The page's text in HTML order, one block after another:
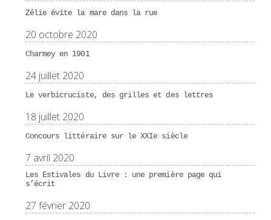
Zélie évite la mare dans la rue
20 octobre 2020
Charmey en 1901
24 juillet 2020
Le verbicruciste, des grilles et des lettres
18 juillet 2020
Concours littéraire sur le XXIe siècle
7 avril 2020
Les Estivales du Livre : une première page qui
s’écrit
27 février 2020